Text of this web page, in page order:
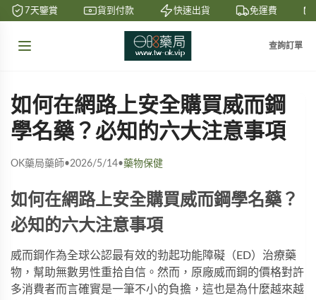
7天鑒賞 貨到付款 快速出貨 免運費
查詢訂單
如何在網路上安全購買威而鋼
學名藥？必知的六大注意事項
OK藥局藥師•2026/5/14•藥物保健
如何在網路上安全購買威而鋼學名藥？
必知的六大注意事項
威而鋼作為全球公認最有效的勃起功能障礙（ED）治療藥
物，幫助無數男性重拾自信。然而，原廠威而鋼的價格對許
多消費者而言確實是一筆不小的負擔，這也是為什麼越來越